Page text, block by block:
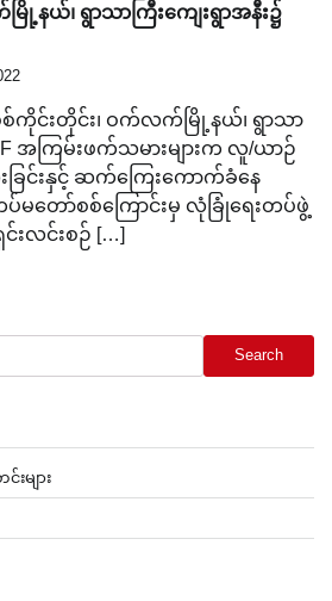
နယ်၊ ရွာသာကြီးကျေးရွာအနီး၌
ကိုင်းတိုင်း၊ ဝက်လက်မြို့နယ်၊ ရွာသာ
အကြမ်းဖက်သမားများက လူ/ယာဉ်
ခြင်းနှင့် ဆက်ကြေးကောက်ခံနေ
မတော်စစ်ကြောင်းမှ လုံခြုံရေးတပ်ဖွဲ့
င်းလင်းစဉ် […]
Search
များ